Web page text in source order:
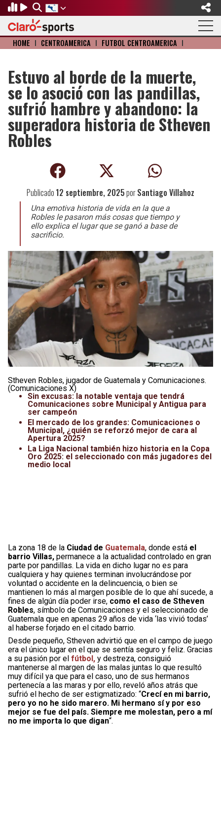
Regresar
FÚTBOL
Fútbol Internacional
Mundial de Clubes
Concachampions
Fútbol Femenil
Leagues Cup
Liga de Expansión MX
Liga MX
Selección Mexicana
Regresar
MOTOR
Formula 1
NASCAR
Regresar
BÉISBOL
Mexicano
MLB
Regresar
OLÍMPICOS
Olympic Channel
Paris 2024
Gangwon 2024
Juegos Paralímpicos
Regresar
OTROS DEPORTES
Básquetbol
Fútbol Americano
Ciclismo
Lucha Libre
Juegos Panamericanos
Regresar
ACTUALIDAD
Música
Cine y TV
Tendencias
HOME I CENTROAMERICA I FÚTBOL CENTROAMÉRICA I
Estuvo al borde de la muerte,
se lo asoció con las pandillas,
sufrió hambre y abandono: la
superadora historia de Stheven
Robles
Publicado 12 septiembre, 2025porSantiago Villahoz
Una emotiva historia de vida en la que a
Robles le pasaron más cosas que tiempo y
ello explica el lugar que se ganó a base de
sacrificio.
Stheven Robles, jugador de Guatemala y Comunicaciones.
(Comunicaciones X)
Sin excusas: la notable ventaja que tendrá
Comunicaciones sobre Municipal y Antigua para
ser campeón
El mercado de los grandes: Comunicaciones o
Municipal, ¿quién se reforzó mejor de cara al
Apertura 2025?
La Liga Nacional también hizo historia en la Copa
Oro 2025: el seleccionado con más jugadores del
medio local
La zona 18 de la Ciudad de Guatemala, donde está el
barrio Villas, permanece a la actualidad controlado en gran
parte por pandillas. La vida en dicho lugar no es para
cualquiera y hay quienes terminan involucrándose por
voluntad o accidente en la delincuencia, o bien se
mantienen lo más al margen posible de lo que ahí sucede, a
fines de algún día poder irse, como el caso de Stheven
Robles, símbolo de Comunicaciones y el seleccionado de
Guatemala que en apenas 29 años de vida ‘las vivió todas’
al haberse forjado en el citado barrio.
Desde pequeño, Stheven advirtió que en el campo de juego
era el único lugar en el que se sentía seguro y feliz. Gracias
a su pasión por el fútbol, y destreza, consiguió
mantenerse al margen de las malas juntas lo que resultó
muy difícil ya que para el caso, uno de sus hermanos
pertenecía a las maras y por ello, reveló años atrás que
sufrió el hecho de ser estigmatizado: “Crecí en mi barrio,
pero yo no he sido marero. Mi hermano sí y por eso
mejor se fue del país. Siempre me molestan, pero a mí
no me importa lo que digan“.